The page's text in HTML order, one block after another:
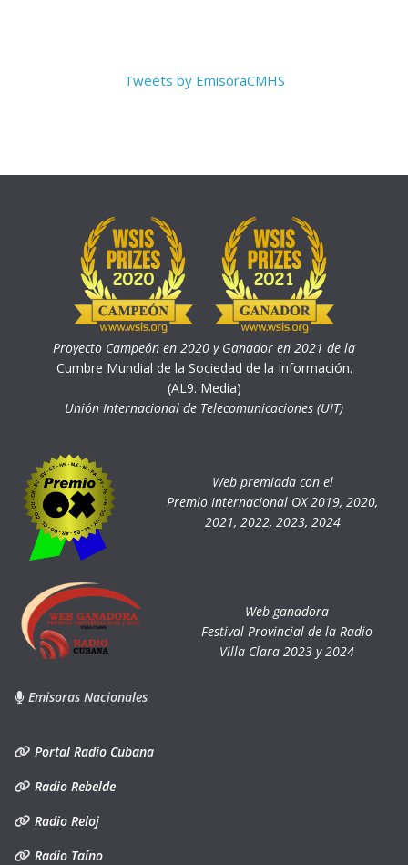
Tweets by EmisoraCMHS
Proyecto Campeón en 2020 y Ganador en 2021 de la
Cumbre Mundial de la Sociedad de la Información.
(AL9. Media)
Unión Internacional de Telecomunicaciones (UIT)
Web premiada con el
Premio Internacional OX 2019, 2020,
2021, 2022, 2023, 2024
Web ganadora
Festival Provincial de la Radio
Villa Clara 2023 y 2024
Emisoras Nacionales
Portal Radio Cubana
Radio Rebelde
Radio Reloj
Radio Taíno